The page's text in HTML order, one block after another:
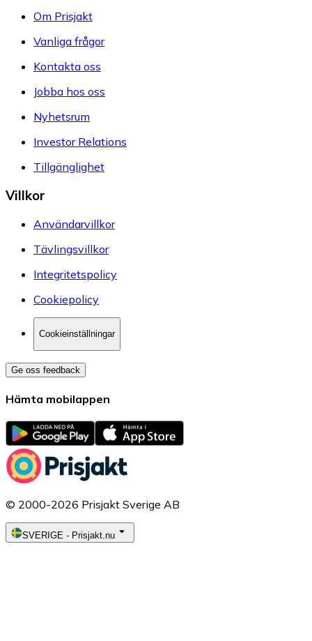
Om Prisjakt
Vanliga frågor
Kontakta oss
Jobba hos oss
Nyhetsrum
Investor Relations
Tillgänglighet
Villkor
Användarvillkor
Tävlingsvillkor
Integritetspolicy
Cookiepolicy
Cookieinställningar
Ge oss feedback
Hämta mobilappen
© 2000-2026 Prisjakt Sverige AB
SVERIGE - Prisjakt.nu